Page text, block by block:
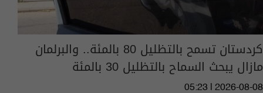
كردستان تسمح بالتظليل 80 بالمئة.. والبرلمان
مازال يبحث السماح بالتظليل 30 بالمئة
05:23 | 2026-08-08